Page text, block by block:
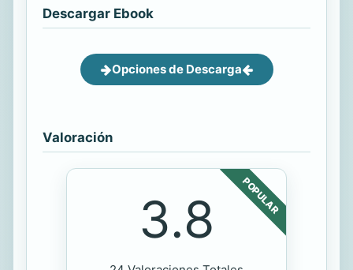
Descargar Ebook
Opciones de Descarga
Valoración
POPULAR
3.8